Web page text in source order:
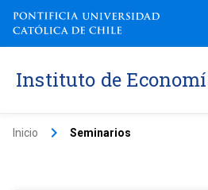
Instituto de
Inicio keyboard_arrow_right Seminarios